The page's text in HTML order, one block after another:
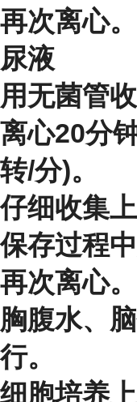
再次离心。
尿液
用无菌管收
离心20分
转/分)。
仔细收集上
保存过程
再次离心。
胸腹水、
行。
细胞培养